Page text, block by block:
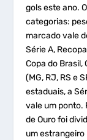
gols este ano.
categorias:
marcado vale
Série A,
Copa do Brasil,
(MG, RJ, RS e
estaduais, a
vale um ponto.
de Ouro foi
um estrangeiro